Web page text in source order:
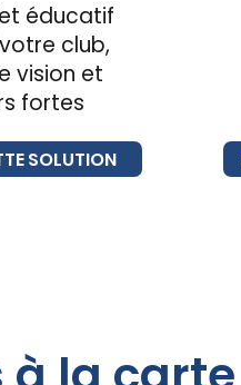
éducatif
club,
vision et
fortes
SOLUTION